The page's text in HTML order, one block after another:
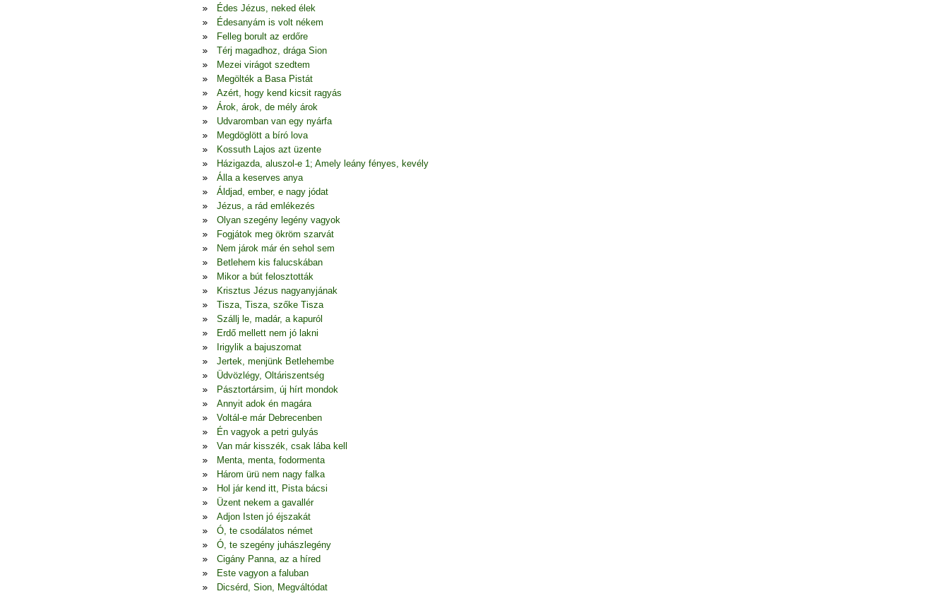
Édes Jézus, neked élek
Édesanyám is volt nékem
Felleg borult az erdőre
Térj magadhoz, drága Sion
Mezei virágot szedtem
Megölték a Basa Pistát
Azért, hogy kend kicsit ragyás
Árok, árok, de mély árok
Udvaromban van egy nyárfa
Megdöglött a bíró lova
Kossuth Lajos azt üzente
Házigazda, aluszol-e 1; Amely leány fényes, kevély
Álla a keserves anya
Áldjad, ember, e nagy jódat
Jézus, a rád emlékezés
Olyan szegény legény vagyok
Fogjátok meg ökröm szarvát
Nem járok már én sehol sem
Betlehem kis falucskában
Mikor a bút felosztották
Krisztus Jézus nagyanyjának
Tisza, Tisza, szőke Tisza
Szállj le, madár, a kapuról
Erdő mellett nem jó lakni
Irigylik a bajuszomat
Jertek, menjünk Betlehembe
Üdvözlégy, Oltáriszentség
Pásztortársim, új hírt mondok
Annyit adok én magára
Voltál-e már Debrecenben
Én vagyok a petri gulyás
Van már kisszék, csak lába kell
Menta, menta, fodormenta
Három ürü nem nagy falka
Hol jár kend itt, Pista bácsi
Üzent nekem a gavallér
Adjon Isten jó éjszakát
Ó, te csodálatos német
Ó, te szegény juhászlegény
Cigány Panna, az a híred
Este vagyon a faluban
Dicsérd, Sion, Megváltódat